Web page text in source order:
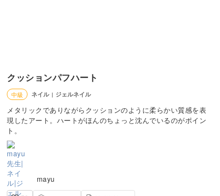
クッションパフハート
中級 ネイル | ジェルネイル
メタリックでありながらクッションのように柔らかい質感を表
現したアート。ハートがほんのちょっと沈んでいるのがポイン
ト。
mayu